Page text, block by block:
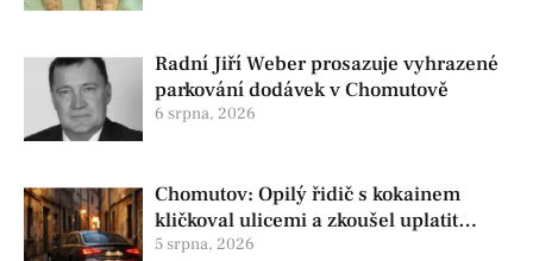
Radní Jiří Weber prosazuje vyhrazené
parkování dodávek v Chomutově
6 srpna, 2026
Chomutov: Opilý řidič s kokainem
kličkoval ulicemi a zkoušel uplatit
policisty
5 srpna, 2026